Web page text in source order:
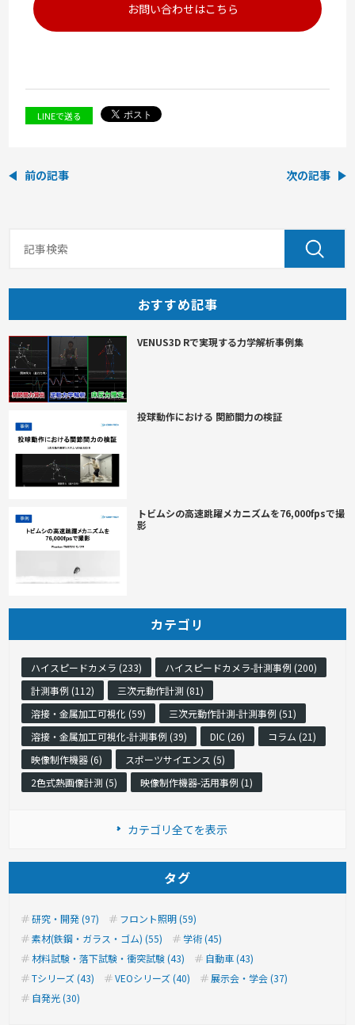
お問い合わせはこちら
LINEで送る
前の記事 次の記事
おすすめ記事
VENUS3D Rで実現する力学解析事例集
投球動作における 関節間力の検証
トビムシの高速跳躍メカニズムを76,000fpsで撮
影
カテゴリ
ハイスピードカメラ (233)
ハイスピードカメラ-計測事例 (200)
計測事例 (112)
三次元動作計測 (81)
溶接・金属加工可視化 (59)
三次元動作計測-計測事例 (51)
溶接・金属加工可視化-計測事例 (39)
DIC (26)
コラム (21)
映像制作機器 (6)
スポーツサイエンス (5)
2色式熱画像計測 (5)
映像制作機器-活用事例 (1)
カテゴリ全てを表示
タグ
研究・開発 (97)
フロント照明 (59)
素材(鉄鋼・ガラス・ゴム) (55)
学術 (45)
材料試験・落下試験・衝突試験 (43)
自動車 (43)
Tシリーズ (43)
VEOシリーズ (40)
展示会・学会 (37)
自発光 (30)